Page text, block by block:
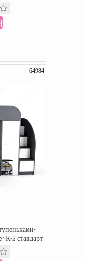
64984
К-2 стандарт